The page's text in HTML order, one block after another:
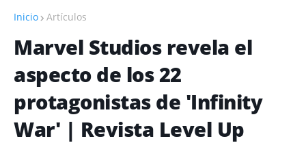
Inicio Artículos
Marvel Studios revela el
aspecto de los 22
protagonistas de 'Infinity
War' | Revista Level Up